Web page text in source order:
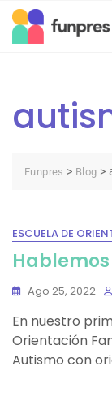
Skip
content
Funpres > Blog >
ESCUELA DE
Ago 25, 2022
En nuestro
Orientación
Autismo con